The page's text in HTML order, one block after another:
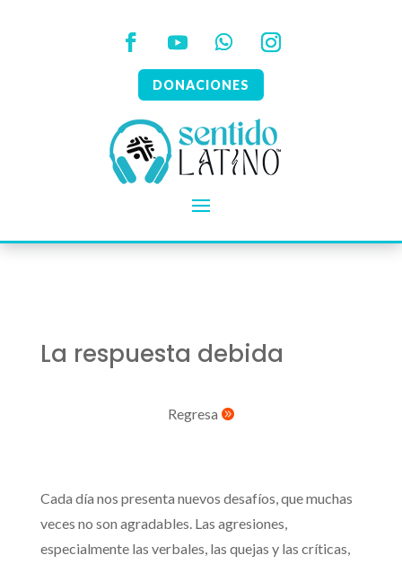
DONACIONES
La respuesta debida
Regresa 
Cada día nos presenta nuevos desafíos, que muchas
veces no son agradables. Las agresiones,
especialmente las verbales, las quejas y las críticas,